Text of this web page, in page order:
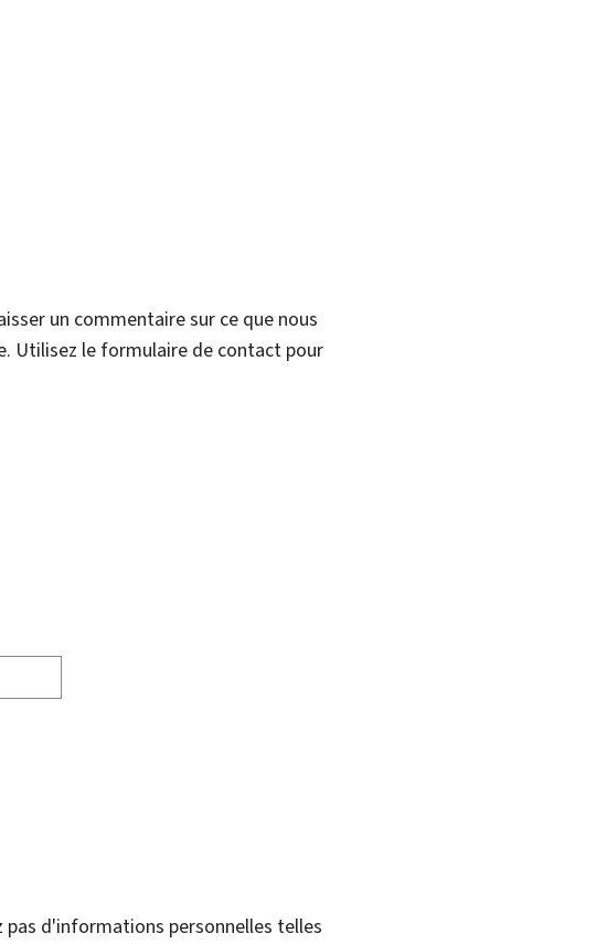
un commentaire sur ce que nous
Utilisez le formulaire de contact pour
d'informations personnelles telles